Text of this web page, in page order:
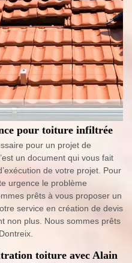
pour toiture infiltrée
pour un projet de
un document qui vous fait
de votre projet. Pour
urgence le problème
prêts à vous proposer un
service en création de devis
non plus. Nous sommes prêts
toiture avec Alain